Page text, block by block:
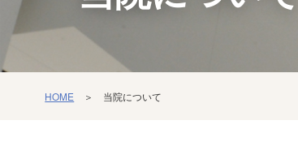
HOME ＞ 当院について